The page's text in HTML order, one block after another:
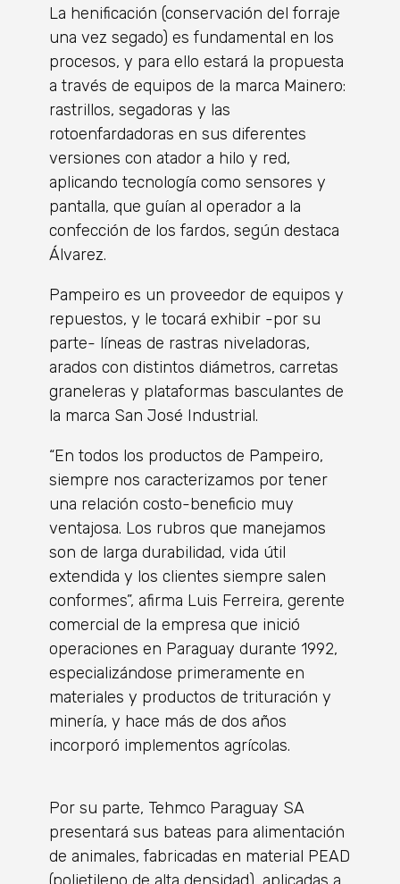
La henificación (conservación del forraje
una vez segado) es fundamental en los
procesos, y para ello estará la propuesta
a través de equipos de la marca Mainero:
rastrillos, segadoras y las
rotoenfardadoras en sus diferentes
versiones con atador a hilo y red,
aplicando tecnología como sensores y
pantalla, que guían al operador a la
confección de los fardos, según destaca
Álvarez.
Pampeiro es un proveedor de equipos y
repuestos, y le tocará exhibir -por su
parte- líneas de rastras niveladoras,
arados con distintos diámetros, carretas
graneleras y plataformas basculantes de
la marca San José Industrial.
“En todos los productos de Pampeiro,
siempre nos caracterizamos por tener
una relación costo-beneficio muy
ventajosa. Los rubros que manejamos
son de larga durabilidad, vida útil
extendida y los clientes siempre salen
conformes”, afirma Luis Ferreira, gerente
comercial de la empresa que inició
operaciones en Paraguay durante 1992,
especializándose primeramente en
materiales y productos de trituración y
minería, y hace más de dos años
incorporó implementos agrícolas.
Por su parte, Tehmco Paraguay SA
presentará sus bateas para alimentación
de animales, fabricadas en material PEAD